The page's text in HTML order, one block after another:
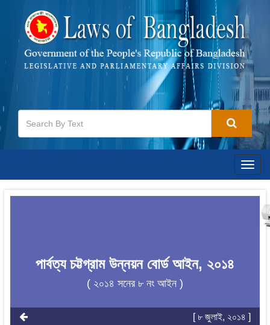
পার্বত্য চট্টগ্রাম উন্নয়ন বোর্ড আইন, ২০১৪
( ২০১৪ সনের ৮ নং আইন )
[ ৮ জুলাই, ২০১৪ ]